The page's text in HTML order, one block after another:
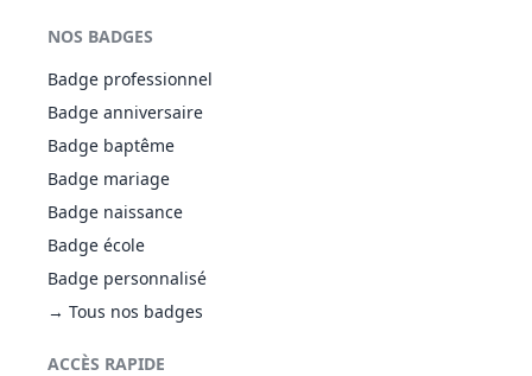
NOS BADGES
Badge professionnel
Badge anniversaire
Badge baptême
Badge mariage
Badge naissance
Badge école
Badge personnalisé
→ Tous nos badges
ACCÈS RAPIDE